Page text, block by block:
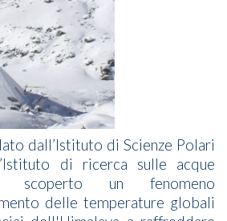
dall’Istituto di Scienze Polari
di ricerca sulle acque
un fenomeno
delle temperature globali